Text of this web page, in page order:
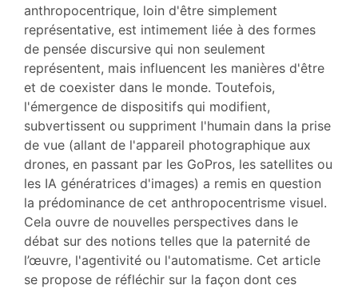
anthropocentrique, loin d'être simplement
représentative, est intimement liée à des formes
de pensée discursive qui non seulement
représentent, mais influencent les manières d'être
et de coexister dans le monde. Toutefois,
l'émergence de dispositifs qui modifient,
subvertissent ou suppriment l'humain dans la prise
de vue (allant de l'appareil photographique aux
drones, en passant par les GoPros, les satellites ou
les IA génératrices d'images) a remis en question
la prédominance de cet anthropocentrisme visuel.
Cela ouvre de nouvelles perspectives dans le
débat sur des notions telles que la paternité de
l’œuvre, l'agentivité ou l'automatisme. Cet article
se propose de réfléchir sur la façon dont ces